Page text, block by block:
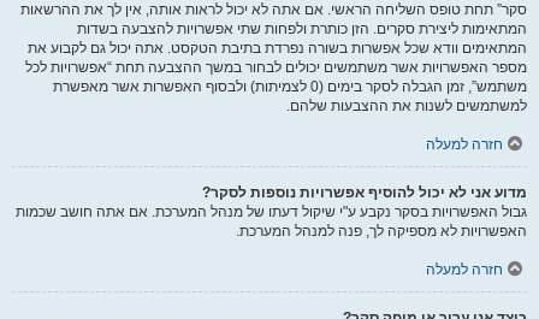
סקר” תחת טופס השליחה הראשי. אם אתה לא יכול לראות אותה, אין לך את ההרשאות
המתאימות ליצירת סקרים. הזן כותרת ולפחות שתי אפשרויות להצבעה בשדות
המתאימים וודא שכל אפשרות בשורה נפרדת בתיבת הטקסט. אתה יכול גם לקבוע את
מספר האפשרויות אשר משתמשים יכולים לבחור במשך ההצבעה תחת “אפשרויות לכל
משתמש”, זמן הגבלה לסקר בימים (0 לצמיתות) ולבסוף האפשרות אשר מאפשרת
למשתמשים לשנות את ההצבעות שלהם.
חזרה למעלה
מדוע אני לא יכול להוסיף אפשרויות נוספות לסקר?
גבול האפשרויות בסקר נקבע ע"י שיקול דעתו של מנהל המערכת. אם אתה חושב שכמות
האפשרויות לא מספיקה לך, פנה למנהל המערכת.
חזרה למעלה